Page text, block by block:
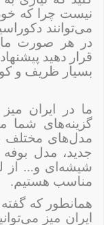
نیست چرا که خود
می‌توانند
در هر صورت
قرار دهید
بسیار ظریف و
ما در ایران
گزینه‌های شما
مدل‌های مختلف
جدید، مدل بوفه
شیشه‌ای و... از
مناسب هستیم.
همانطور که
ایران میز